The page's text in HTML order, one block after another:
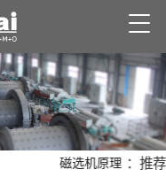
磁选机原理 ：推荐